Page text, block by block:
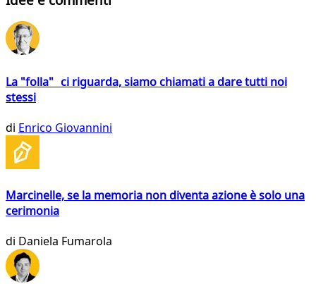
La "folla" ci riguarda, siamo chiamati a dare tutti noi
stessi
di Enrico Giovannini
Marcinelle, se la memoria non diventa azione è solo una
cerimonia
di Daniela Fumarola